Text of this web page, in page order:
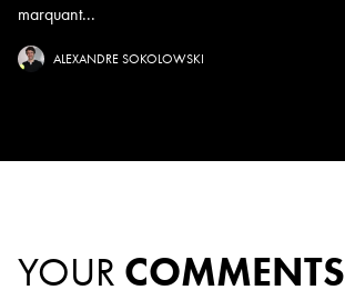
marquant...
ALEXANDRE SOKOLOWSKI
YOUR COMMENTS